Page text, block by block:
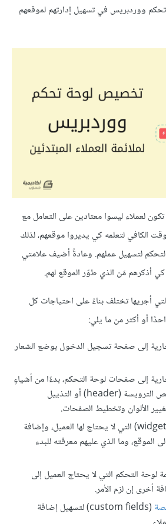
ووردبريس في تسهيل إدارتهم لموقعهم
تكون لعملاء ليسوا معتادين على التعامل مع
الكافي لتعلمه كي يديروا موقعهم، لذلك
لتسهيل عملهم. وعادةً أضيف علامتي
كي أذكرهم مَن الذي طوّر الموقع لهم.
أجريها تختلف بناءً على احتياجات كل
أو أكثر من ما يلي:
إلى صفحة تسجيل الدخول بوضع الشعار
إلى صفحات لوحة التحكم، بدءًا من أشياءٍ
بسيطة مثل تغيير نص الترويسة (header) أو التذييل
إزالة "الودجات" (widgets) التي لا يحتاج لها العميل، وإضافة
الموقع، وما الذي عليهم معرفته للبدء
لوحة التحكم التي لا يحتاج العميل إلى
أخرى إن لزم الأمر.
(custom fields) لتسهيل إضافة